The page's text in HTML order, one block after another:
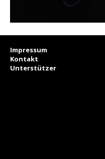
Impressum
Kontakt
Unterstützer